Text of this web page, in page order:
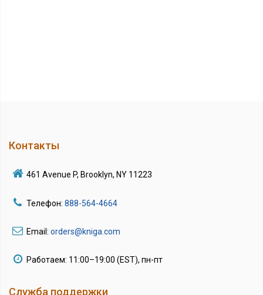
Контакты
461 Avenue P, Brooklyn, NY 11223
Телефон: 888-564-4664
Email: orders@kniga.com
Работаем: 11:00–19:00 (EST), пн-пт
Служба поддержки